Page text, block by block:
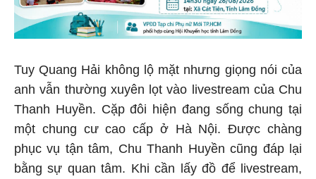
Tuy Quang Hải không lộ mặt nhưng giọng nói của
anh vẫn thường xuyên lọt vào livestream của Chu
Thanh Huyền. Cặp đôi hiện đang sống chung tại
một chung cư cao cấp ở Hà Nội. Được chàng
phục vụ tận tâm, Chu Thanh Huyền cũng đáp lại
bằng sự quan tâm. Khi cần lấy đồ để livestream,